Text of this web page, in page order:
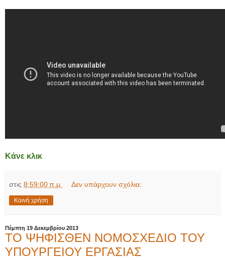
Κάνε κλικ
στις 8:59:00 π.μ. Δεν υπάρχουν σχόλια:
Κοινή χρήση
Πέμπτη 19 Δεκεμβρίου 2013
ΤΟ ΨΗΦΙΣΘΕΝ ΝΟΜΟΣΧΕΔΙΟ ΤΟΥ
ΥΠΟΥΡΓΕΙΟΥ ΕΡΓΑΣΙΑΣ